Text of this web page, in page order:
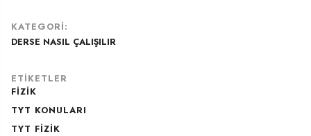
KATEGORI:
DERSE NASIL ÇALIŞILIR
ETIKETLER
FIZIK
TYT KONULARI
TYT FIZIK